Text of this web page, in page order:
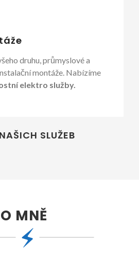
druhu, průmyslové a
montáže. Nabízíme
elektro služby.
SLUŽEB
O MNĚ